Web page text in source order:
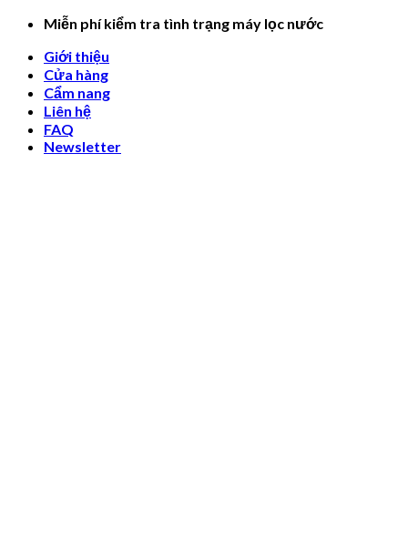
Skip
content
Miễn phí kiểm tra tình trạng máy lọc nước
Giới thiệu
Cửa hàng
Cẩm nang
Liên hệ
FAQ
Newsletter